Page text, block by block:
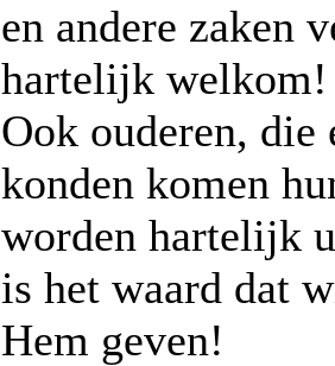
en andere zaken
hartelijk welkom!
Ook ouderen, die
konden komen
worden hartelijk
is het waard dat
Hem geven!